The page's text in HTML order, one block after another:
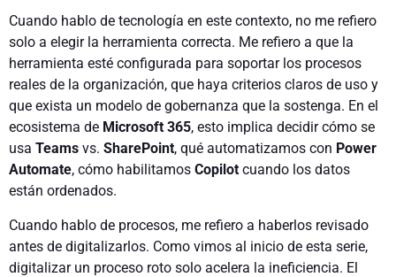
Cuando hablo de tecnología en este contexto, no me refiero
solo a elegir la herramienta correcta. Me refiero a que la
herramienta esté configurada para soportar los procesos
reales de la organización, que haya criterios claros de uso y
que exista un modelo de gobernanza que la sostenga. En el
ecosistema de Microsoft 365, esto implica decidir cómo se
usa Teams vs. SharePoint, qué automatizamos con Power
Automate, cómo habilitamos Copilot cuando los datos
están ordenados.
Cuando hablo de procesos, me refiero a haberlos revisado
antes de digitalizarlos. Como vimos al inicio de esta serie,
digitalizar un proceso roto solo acelera la ineficiencia. El